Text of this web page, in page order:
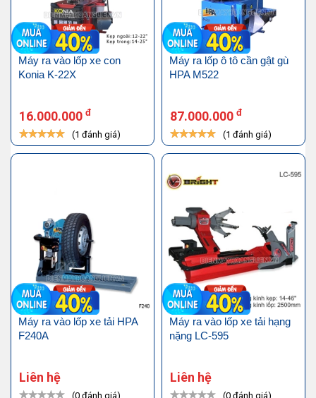
Máy ra vào lốp xe con
Konia K-22X
16.000.000 đ
(1 đánh giá)
Máy ra lốp ô tô cần gật gù
HPA M522
87.000.000 đ
(1 đánh giá)
Máy ra vào lốp xe tải HPA
F240A
Liên hệ
(0 đánh giá)
Máy ra vào lốp xe tải hạng
nặng LC-595
Liên hệ
(0 đánh giá)